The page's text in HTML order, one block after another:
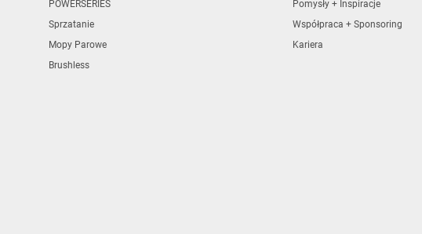
POWERSERIES
Sprzatanie
Mopy Parowe
Brushless
Pomysły + Inspiracje
Współpraca + Sponsoring
Kariera